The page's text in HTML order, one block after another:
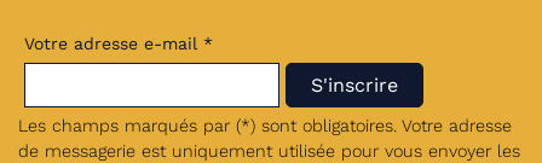
Votre adresse e-mail *
Les champs marqués par (*) sont obligatoires. Votre adresse
de messagerie est uniquement utilisée pour vous envoyer les